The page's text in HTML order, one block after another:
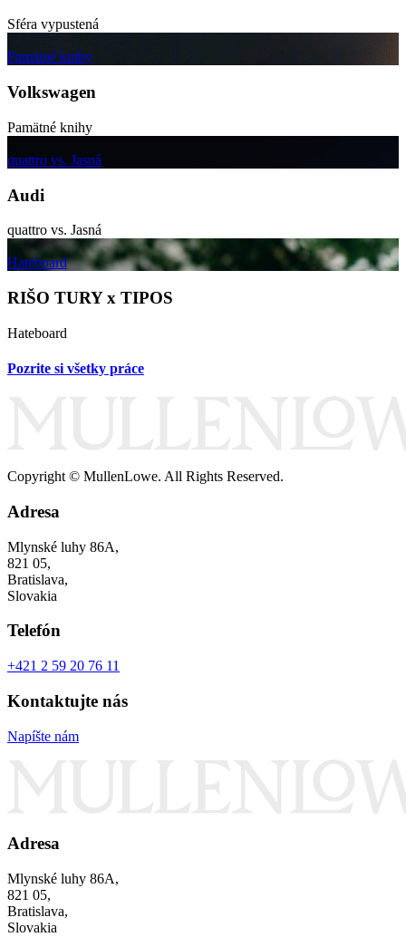
Sféra vypustená
Pamätné knihy
Volkswagen
Pamätné knihy
quattro vs. Jasná
Audi
quattro vs. Jasná
Hateboard
RIŠO TURY x TIPOS
Hateboard
Pozrite si všetky práce
Copyright © MullenLowe. All Rights Reserved.
Adresa
Mlynské luhy 86A,
821 05,
Bratislava,
Slovakia
Telefón
+421 2 59 20 76 11
Kontaktujte nás
Napíšte nám
Adresa
Mlynské luhy 86A,
821 05,
Bratislava,
Slovakia